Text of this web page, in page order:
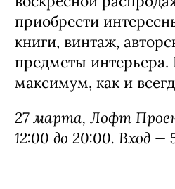
приобрести
книги, винтаж,
предметы интерьера.
максимум, как и
27 марта, Лофт
12:00 до 20:00. Вход —